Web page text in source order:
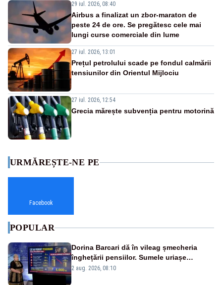
29 iul. 2026, 08:40
Airbus a finalizat un zbor-maraton de
peste 24 de ore. Se pregătesc cele mai
lungi curse comerciale din lume
27 iul. 2026, 13:01
Prețul petrolului scade pe fondul calmării
tensiunilor din Orientul Mijlociu
27 iul. 2026, 12:54
Grecia mărește subvenția pentru motorină
URMĂREȘTE-NE PE
Facebook
POPULAR
Dorina Barcari dă în vileag șmecheria
înghețării pensiilor. Sumele uriașe
pierdute de fiecare român
2 aug. 2026, 08:10